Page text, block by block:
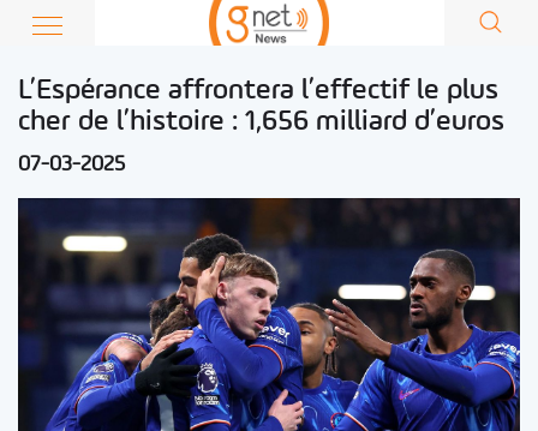
L’Espérance affrontera l’effectif le plus
cher de l’histoire : 1,656 milliard d’euros
07-03-2025